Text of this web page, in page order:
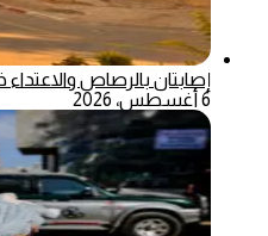
إصابتان بالرصاص والاعتداء
6 أغسطس، 2026